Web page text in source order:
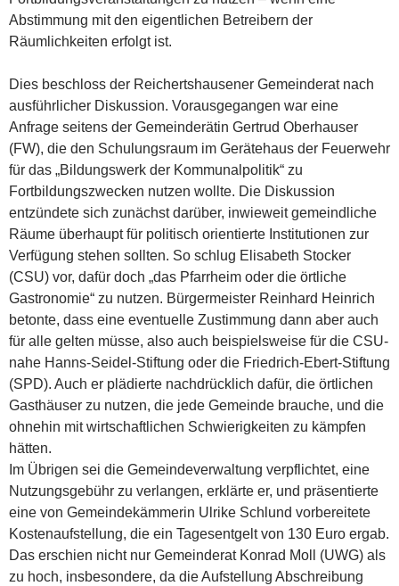
Abstimmung mit den eigentlichen Betreibern der
Räumlichkeiten erfolgt ist.
Dies beschloss der Reichertshausener Gemeinderat nach
ausführlicher Diskussion. Vorausgegangen war eine
Anfrage seitens der Gemeinderätin Gertrud Oberhauser
(FW), die den Schulungsraum im Gerätehaus der Feuerwehr
für das „Bildungswerk der Kommunalpolitik“ zu
Fortbildungszwecken nutzen wollte. Die Diskussion
entzündete sich zunächst darüber, inwieweit gemeindliche
Räume überhaupt für politisch orientierte Institutionen zur
Verfügung stehen sollten. So schlug Elisabeth Stocker
(CSU) vor, dafür doch „das Pfarrheim oder die örtliche
Gastronomie“ zu nutzen. Bürgermeister Reinhard Heinrich
betonte, dass eine eventuelle Zustimmung dann aber auch
für alle gelten müsse, also auch beispielsweise für die CSU-
nahe Hanns-Seidel-Stiftung oder die Friedrich-Ebert-Stiftung
(SPD). Auch er plädierte nachdrücklich dafür, die örtlichen
Gasthäuser zu nutzen, die jede Gemeinde brauche, und die
ohnehin mit wirtschaftlichen Schwierigkeiten zu kämpfen
hätten.
Im Übrigen sei die Gemeindeverwaltung verpflichtet, eine
Nutzungsgebühr zu verlangen, erklärte er, und präsentierte
eine von Gemeindekämmerin Ulrike Schlund vorbereitete
Kostenaufstellung, die ein Tagesentgelt von 130 Euro ergab.
Das erschien nicht nur Gemeinderat Konrad Moll (UWG) als
zu hoch, insbesondere, da die Aufstellung Abschreibung